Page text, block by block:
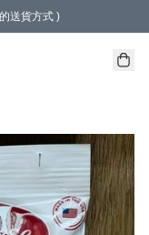
送貨方式 )